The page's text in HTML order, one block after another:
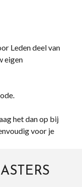
Leden deel van
eigen
het dan op bij
voor je